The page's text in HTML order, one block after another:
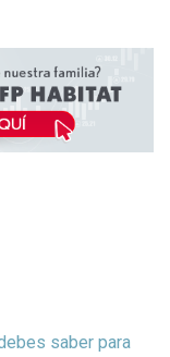
saber para